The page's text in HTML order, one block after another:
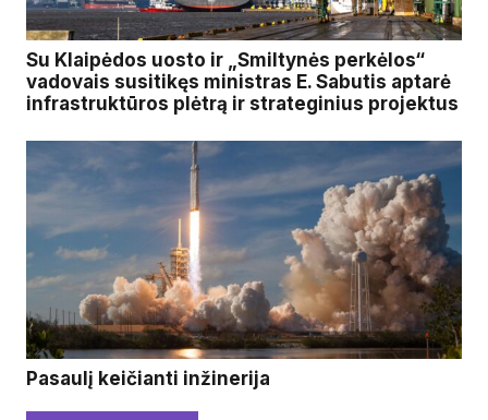
Su Klaipėdos uosto ir „Smiltynės perkėlos“
vadovais susitikęs ministras E. Sabutis aptarė
infrastruktūros plėtrą ir strateginius projektus
Pasaulį keičianti inžinerija